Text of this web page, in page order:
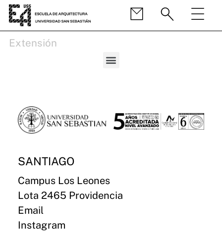
Extensión
SANTIAGO
Campus Los Leones
Lota 2465 Providencia
Email
Instagram